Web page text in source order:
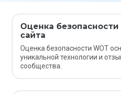
Оценка безопасности
сайта
Оценка безопасности WOT
уникальной технологии и
сообщества.